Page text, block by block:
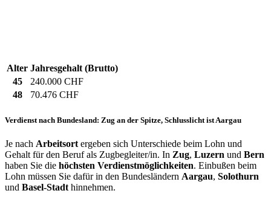
Alter Jahresgehalt (Brutto)
45
240.000 CHF
48
70.476 CHF
Verdienst nach Bundesland: Zug an der Spitze, Schlusslicht ist Aargau
Je nach Arbeitsort ergeben sich Unterschiede beim Lohn und
Gehalt für den Beruf als Zugbegleiter/in. In Zug, Luzern und Bern
haben Sie die höchsten Verdienstmöglichkeiten. Einbußen beim
Lohn müssen Sie dafür in den Bundesländern Aargau, Solothurn
und Basel-Stadt hinnehmen.